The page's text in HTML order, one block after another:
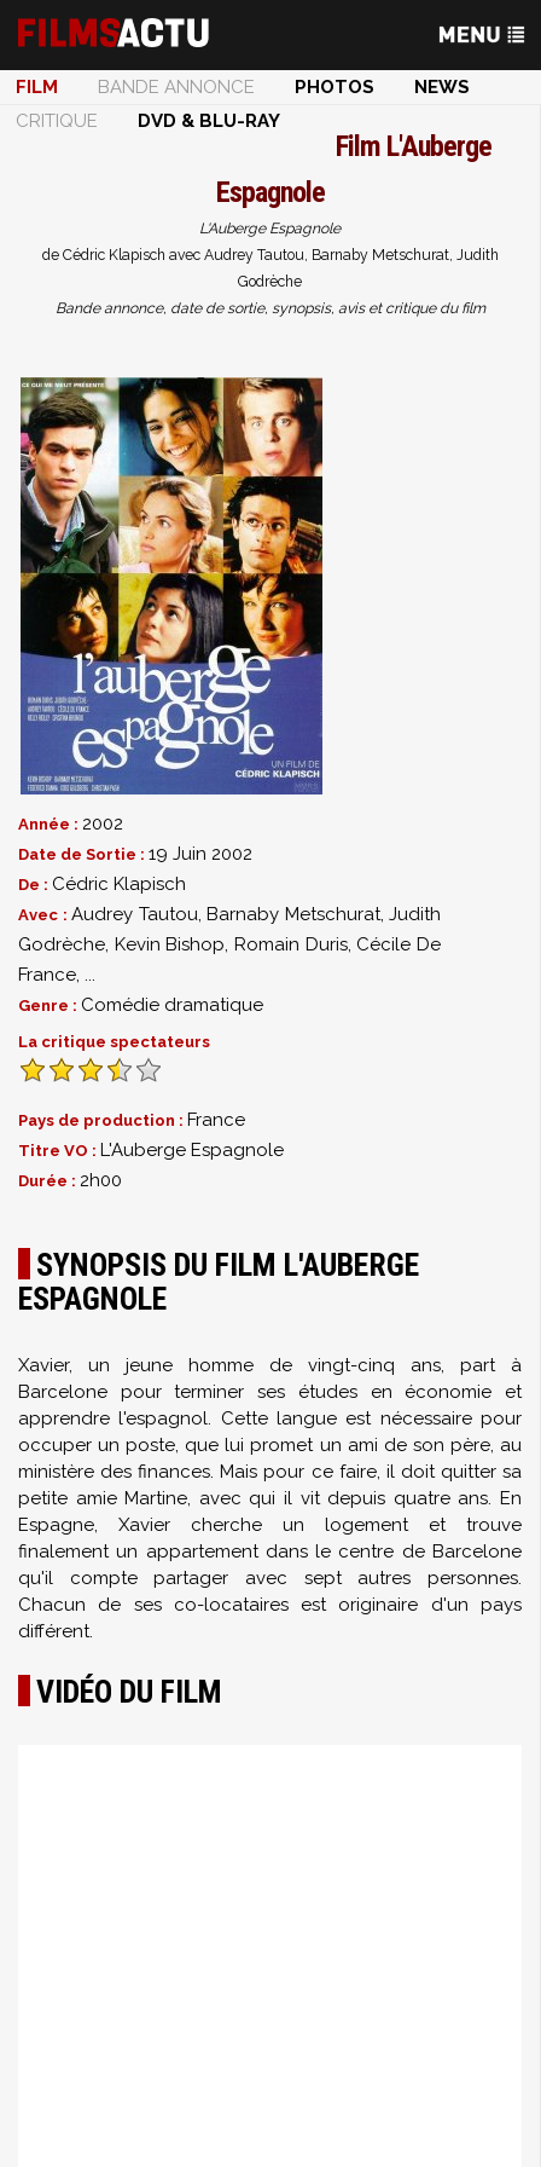
FILM BANDE ANNONCE PHOTOS
NEWS
CRITIQUE
DVD & BLU-RAY
Film L'Auberge
Espagnole
L'Auberge Espagnole
de Cédric Klapisch avec Audrey Tautou, Barnaby Metschurat, Judith
Godrèche
Bande annonce, date de sortie, synopsis, avis et critique du film
Année : 2002
Date de Sortie : 19 Juin 2002
De : Cédric Klapisch
Avec : Audrey Tautou, Barnaby Metschurat, Judith
Godrèche, Kevin Bishop,Romain Duris, Cécile De
France, ...
Genre : Comédie dramatique
La critique spectateurs
Pays de production : France
Titre VO : L'Auberge Espagnole
Durée : 2h00
SYNOPSIS DU FILM L'AUBERGE
ESPAGNOLE
Xavier, un jeune homme de vingt-cinq ans, part à
Barcelone pour terminer ses études en économie et
apprendre l'espagnol. Cette langue est nécessaire pour
occuper un poste, que lui promet un ami de son père, au
ministère des finances. Mais pour ce faire, il doit quitter sa
petite amie Martine, avec qui il vit depuis quatre ans. En
Espagne, Xavier cherche un logement et trouve
finalement un appartement dans le centre de Barcelone
qu'il compte partager avec sept autres personnes.
Chacun de ses co-locataires est originaire d'un pays
différent.
VIDÉO DU FILM